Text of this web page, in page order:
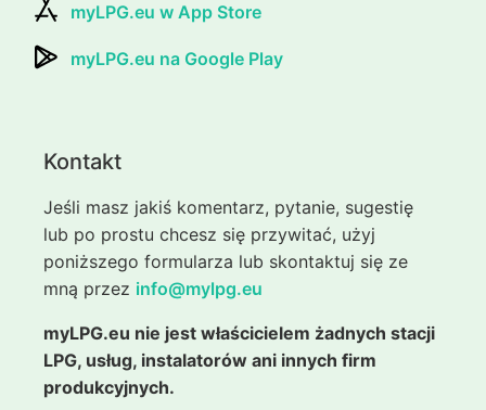
myLPG.eu w App Store
myLPG.eu na Google Play
Kontakt
Jeśli masz jakiś komentarz, pytanie, sugestię
lub po prostu chcesz się przywitać, użyj
poniższego formularza lub skontaktuj się ze
mną przez info@mylpg.eu
myLPG.eu nie jest właścicielem żadnych stacji
LPG, usług, instalatorów ani innych firm
produkcyjnych.